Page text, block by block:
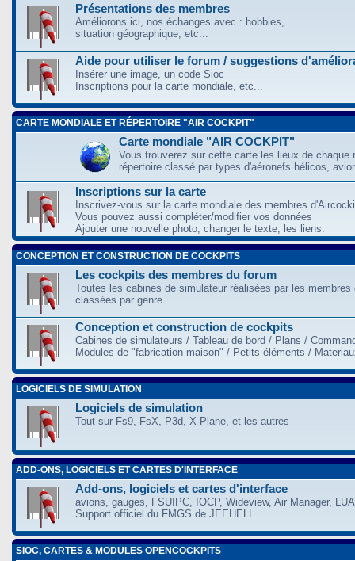
Présentations des membres
Améliorons ici, nos échanges avec : hobbies,
situation géographique, etc...
Aide pour utiliser le forum / suggestions
Insérer une image, un code Sioc
Inscriptions pour la carte mondiale, etc...
CARTE MONDIALE ET RÉPERTOIRE "AIR COCKPIT"
Carte mondiale "AIR COCKPIT"
Vous trouverez sur cette carte les lieux de chaque
répertoire classé par types d'aéronefs hélicos,
Inscriptions sur la carte
Inscrivez-vous sur la carte mondiale des membres
Vous pouvez aussi compléter/modifier vos données
Ajouter une nouvelle photo, changer le texte, les liens.
CONCEPTION ET CONSTRUCTION DE COCKPITS
Les cockpits des membres du forum
Toutes les cabines de simulateur réalisées par les membres
classées par genre
Conception et construction de cockpits
Cabines de simulateurs / Tableau de bord / Plans /
Modules de "fabrication maison" / Petits éléments /
LOGICIELS DE SIMULATION
Logiciels de simulation
Tout sur Fs9, FsX, P3d, X-Plane, et les autres
ADD-ONS, LOGICIELS ET CARTES D'INTERFACE
Add-ons, logiciels et cartes d'interface
avions, gauges, FSUIPC, IOCP, Wideview, Air Manager,
Support officiel du FMGS de JEEHELL
SIOC, CARTES & MODULES OPENCOCKPITS